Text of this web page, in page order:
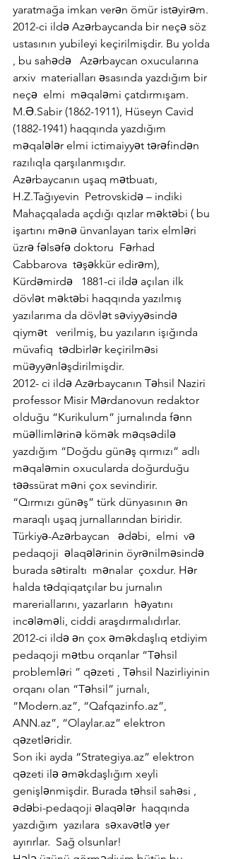
yaratmağa imkan verən ömür istəyirəm.
2012-ci ildə Azərbaycanda bir neçə söz
ustasının yubileyi keçirilmişdir. Bu yolda
, bu sahədə   Azərbaycan oxucularına
arxiv  materialları əsasında yazdığım bir
neçə  elmi  məqaləmi çatdırmışam.
M.Ə.Sabir (1862-1911), Hüseyn Cavid
(1882-1941) haqqında yazdığım
məqalələr elmi ictimaiyyət tərəfindən
razılıqla qarşılanmışdır.
Azərbaycanın uşaq mətbuatı,
H.Z.Tağıyevin  Petrovskidə – indiki
Mahaçqalada açdığı qızlar məktəbi ( bu
işartını mənə ünvanlayan tarix elmləri
üzrə fəlsəfə doktoru  Fərhad
Cabbarova  təşəkkür edirəm),
Kürdəmirdə   1881-ci ildə açılan ilk
dövlət məktəbi haqqında yazılmış
yazılarıma da dövlət səviyyəsində
qiymət   verilmiş, bu yazıların işığında
müvafiq  tədbirlər keçirilməsi
müəyyənləşdirilmişdir.
2012- ci ildə Azərbaycanın Təhsil Naziri
professor Misir Mərdanovun redaktor
olduğu “Kurikulum” jurnalında fənn
müəllimlərinə kömək məqsədilə
yazdığım “Doğdu günəş qırmızı” adlı
məqaləmin oxucularda doğurduğu
təəssürat məni çox sevindirir.
“Qırmızı günəş” türk dünyasının ən
maraqlı uşaq jurnallarından biridir.
Türkiyə-Azərbaycan   ədəbi,  elmi  və
pedaqoji  əlaqələrinin öyrənilməsində
burada sətiraltı  mənalar  çoxdur. Hər
halda tədqiqatçılar bu jurnalın
mareriallarını, yazarların  həyatını
incələməli, ciddi araşdırmalıdırlar.
2012-ci ildə ən çox əməkdaşlıq etdiyim
pedaqoji mətbu orqanlar “Təhsil
problemləri ” qəzeti , Təhsil Nazirliyinin
orqanı olan “Təhsil” jurnalı,
“Modern.az”, “Qafqazinfo.az”,
ANN.az”, “Olaylar.az” elektron
qəzetləridir.
Son iki ayda “Strategiya.az” elektron
qəzeti ilə əməkdaşlığım xeyli
genişlənmişdir. Burada təhsil sahəsi ,
ədəbi-pedaqoji əlaqələr  haqqında
yazdığım  yazılara  səxavətlə yer
ayırırlar.  Sağ olsunlar!